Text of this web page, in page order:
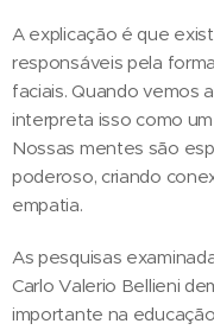
A explicação é que
responsáveis pela
faciais. Quando vemos
interpreta isso como
Nossas mentes são
poderoso, criando
empatia.
As pesquisas
Carlo Valerio Bellieni
importante na